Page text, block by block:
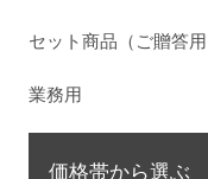
セット商品（ご贈答用
業務用
価格帯から選ぶ